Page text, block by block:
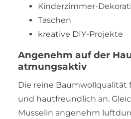
Kinderzimmer-
Taschen
kreative DIY-Projekte
Angenehm auf der
atmungsaktiv
Die reine Baumwollqualität
und hautfreundlich an.
Musselin angenehm